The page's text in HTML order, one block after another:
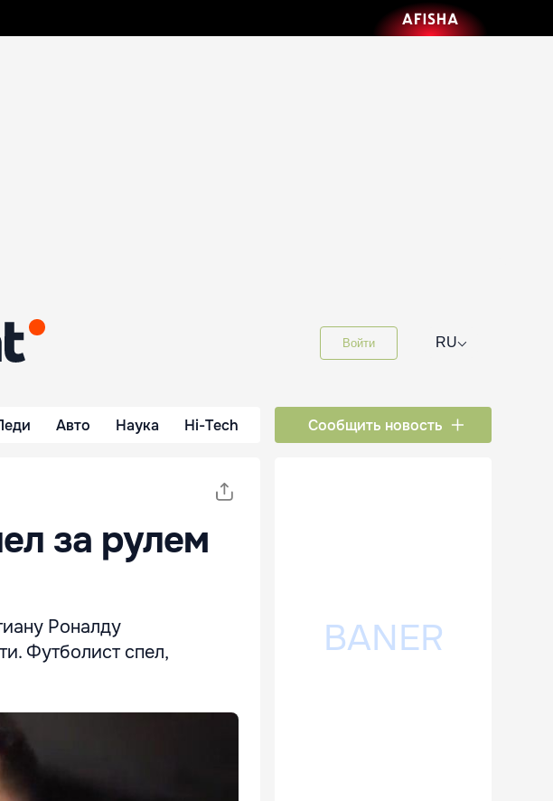
Войти RU⌵
Авто Наука Hi-Tech Сообщить новость
за рулем
Роналду
Футболист спел,